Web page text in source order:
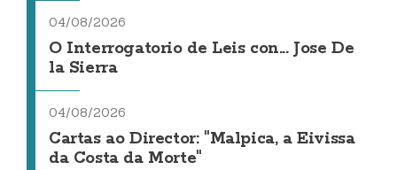
04/08/2026
O Interrogatorio de Leis con... Jose De
la Sierra
04/08/2026
Cartas ao Director: "Malpica, a Eivissa
da Costa da Morte"